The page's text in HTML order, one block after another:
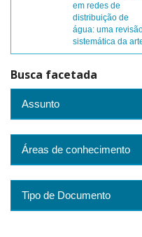
em redes de
distribuição de
água: uma
sistemática da
Busca facetada
Assunto
Áreas de conhecimento
Tipo de Documento